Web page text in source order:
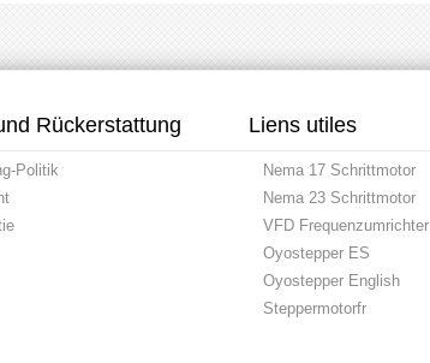
Rückerstattung
Politik
Liens utiles
Nema 17 Schrittmotor
Nema 23 Schrittmotor
VFD Frequenzumrichter
Oyostepper ES
Oyostepper English
Steppermotorfr